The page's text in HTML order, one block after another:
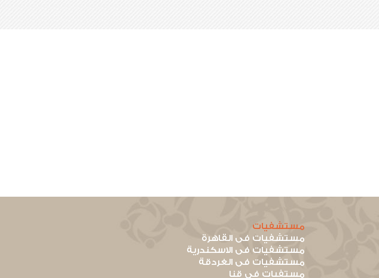
مستشفيات
مستشفيات فى القاهرة
مستشفيات فى الاسكندرية
مستشفيات فى الغردقة
مستفيات فى قنا